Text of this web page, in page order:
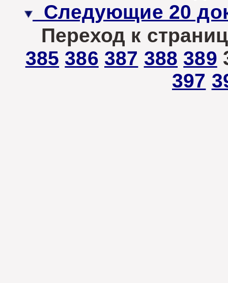
Следующие 20
Переход к
385 386 387 388 389
397